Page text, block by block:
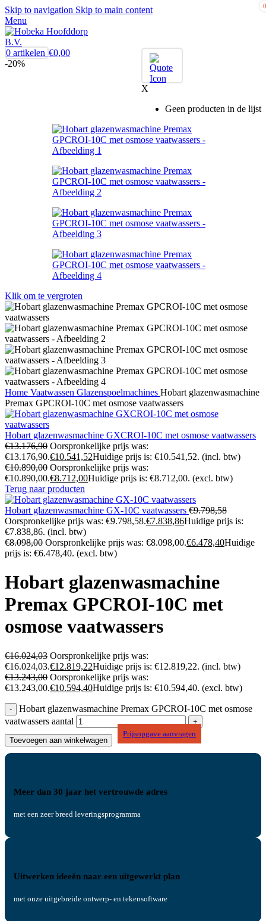
Skip to navigation Skip to main content
Menu
0
X
Geen producten in de lijst
0 artikelen €0,00
-20%
Klik om te vergroten
Home Vaatwassen Glazenspoelmachines Hobart glazenwasmachine
Premax GPCROI-10C met osmose vaatwassers
Hobart glazenwasmachine GXCROI-10C met osmose vaatwassers
€13.176,90 Oorspronkelijke prijs was:
€13.176,90.€10.541,52Huidige prijs is: €10.541,52. (incl. btw)
€10.890,00 Oorspronkelijke prijs was:
€10.890,00.€8.712,00Huidige prijs is: €8.712,00. (excl. btw)
Terug naar producten
Hobart glazenwasmachine GX-10C vaatwassers €9.798,58
Oorspronkelijke prijs was: €9.798,58.€7.838,86Huidige prijs is:
€7.838,86. (incl. btw)
€8.098,00 Oorspronkelijke prijs was: €8.098,00.€6.478,40Huidige
prijs is: €6.478,40. (excl. btw)
Hobart glazenwasmachine
Premax GPCROI-10C met
osmose vaatwassers
€16.024,03 Oorspronkelijke prijs was:
€16.024,03.€12.819,22Huidige prijs is: €12.819,22. (incl. btw)
€13.243,00 Oorspronkelijke prijs was:
€13.243,00.€10.594,40Huidige prijs is: €10.594,40. (excl. btw)
Hobart glazenwasmachine Premax GPCROI-10C met osmose
vaatwassers aantal
Toevoegen aan winkelwagen
Prijsopgave aanvragen
Meer dan 30 jaar het vertrouwde adres
met een zeer breed leveringsprogramma
Uitwerken ideeën naar een uitgewerkt plan
met onze uitgebreide ontwerp- en tekensoftware